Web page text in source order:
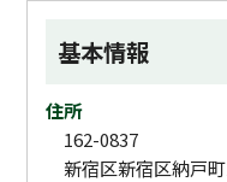
基本情報
住所
162-0837
新宿区新宿区納戸